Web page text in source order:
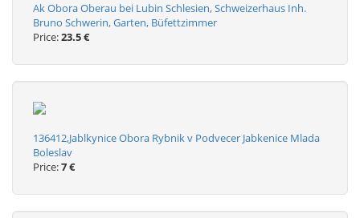
Ak Obora Oberau bei Lubin Schlesien, Schweizerhaus Inh.
Bruno Schwerin, Garten, Büfettzimmer
Price:23.5 €
136412,Jablkynice Obora Rybnik v Podvecer Jabkenice Mlada
Boleslav
Price:7 €